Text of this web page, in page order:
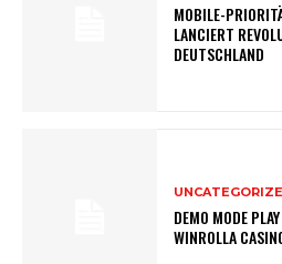
MOBILE-
LANCIERT
DEUTSCHLAND
DEMO MODE
WINROLLA